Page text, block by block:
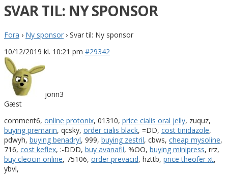
SVAR TIL: NY SPONSOR
Fora › Ny sponsor › Svar til: Ny sponsor
10/12/2019 kl. 10:21 pm #29342
jonn3
Gæst
comment6, online protonix, 01310, price cialis oral jelly, zuquz,
buying premarin, qcsky, order cialis black, =DD, cost tinidazole,
pdwyh, buying benadryl, 999, buying zestril, cbws, cheap mysoline,
716, cost keflex, :-DDD, buy avanafil, %OO, buying minipress, rrz,
buy cleocin online, 75106, order prevacid, hzttb, price theofer xt,
ybvl,